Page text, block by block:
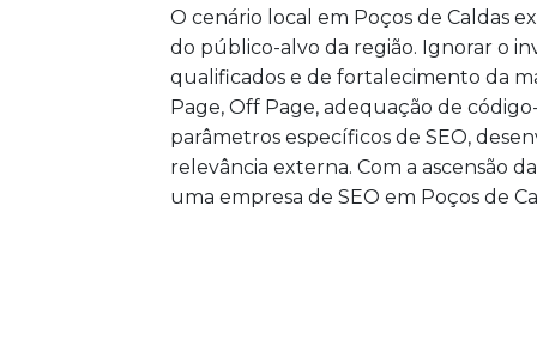
O cenário local em Poços de Caldas
do público-alvo da região. Ignorar o
qualificados e de fortalecimento da
Page, Off Page, adequação de
parâmetros específicos de SEO,
relevância externa. Com a ascensão
uma empresa de SEO em Poços de